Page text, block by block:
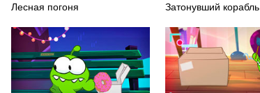
Лесная погоня
Затонувший корабль